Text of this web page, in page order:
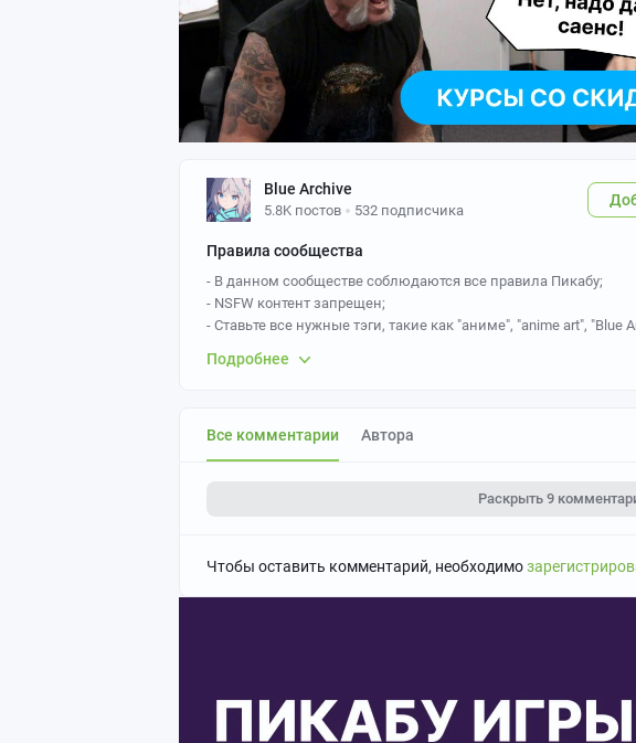
Blue Archive
5.8K постов 532 подписчика
Правила сообщества
- В данном сообществе соблюдаются все правила Пикабу;
- NSFW контент запрещен;
- Ставьте все нужные тэги, такие как "аниме", "anime art",
прочие);
Подробнее
Все комментарии Автора
Раскрыть 9
Чтобы оставить комментарий, необходимо